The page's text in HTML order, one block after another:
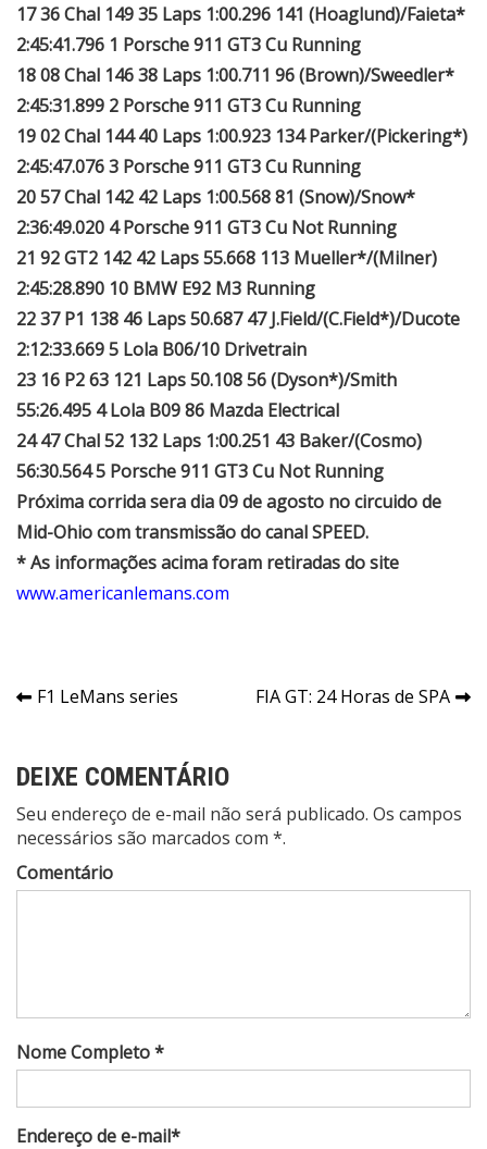
17 36 Chal 149 35 Laps 1:00.296 141 (Hoaglund)/Faieta*
2:45:41.796 1 Porsche 911 GT3 Cu Running
18 08 Chal 146 38 Laps 1:00.711 96 (Brown)/Sweedler*
2:45:31.899 2 Porsche 911 GT3 Cu Running
19 02 Chal 144 40 Laps 1:00.923 134 Parker/(Pickering*)
2:45:47.076 3 Porsche 911 GT3 Cu Running
20 57 Chal 142 42 Laps 1:00.568 81 (Snow)/Snow*
2:36:49.020 4 Porsche 911 GT3 Cu Not Running
21 92 GT2 142 42 Laps 55.668 113 Mueller*/(Milner)
2:45:28.890 10 BMW E92 M3 Running
22 37 P1 138 46 Laps 50.687 47 J.Field/(C.Field*)/Ducote
2:12:33.669 5 Lola B06/10 Drivetrain
23 16 P2 63 121 Laps 50.108 56 (Dyson*)/Smith
55:26.495 4 Lola B09 86 Mazda Electrical
24 47 Chal 52 132 Laps 1:00.251 43 Baker/(Cosmo)
56:30.564 5 Porsche 911 GT3 Cu Not Running
Próxima corrida sera dia 09 de agosto no circuido de
Mid-Ohio com transmissão do canal SPEED.
* As informações acima foram retiradas do site
www.americanlemans.com
Navegação
Post
F1 LeMans series FIA GT: 24 Horas de SPA
DEIXE COMENTÁRIO
Seu endereço de e-mail não será publicado. Os campos
necessários são marcados com *.
Comentário
Nome Completo *
Endereço de e-mail*